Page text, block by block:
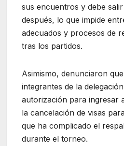
sus encuentros y debe
después, lo que impide
adecuados y procesos de
tras los partidos.
Asimismo, denunciaron
integrantes de la
autorización para ingresar
la cancelación de visas
que ha complicado el
durante el torneo.